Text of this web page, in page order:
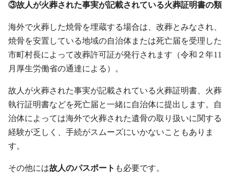
③故人が火葬された事実が記載されている火葬証明書の類
海外で火葬した焼骨を埋蔵する場合は、改葬とみなされ、
焼骨を安置している地域の自治体または死亡届を受理した
市町村長によって改葬許可証が発行されます（令和２年11
月厚生労働省の通達による）。
故人が火葬された事実が記載されている火葬証明書、火葬
執行証明書などを死亡届と一緒に自治体に提出します。自
治体によっては海外で火葬された遺骨の取り扱いに関する
経験が乏しく、手続がスムーズにいかないこともありま
す。
その他には故人のパスポート も必要です。